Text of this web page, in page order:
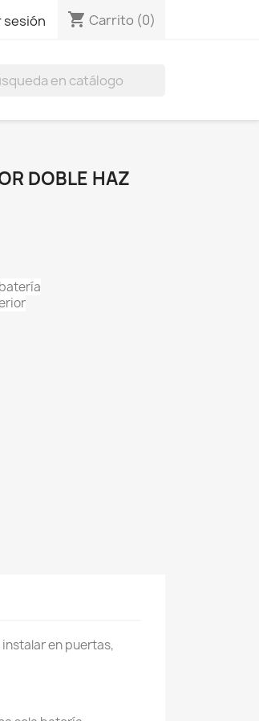
sesión shopping_cart Carrito (0)
DOBLE HAZ
en puertas,